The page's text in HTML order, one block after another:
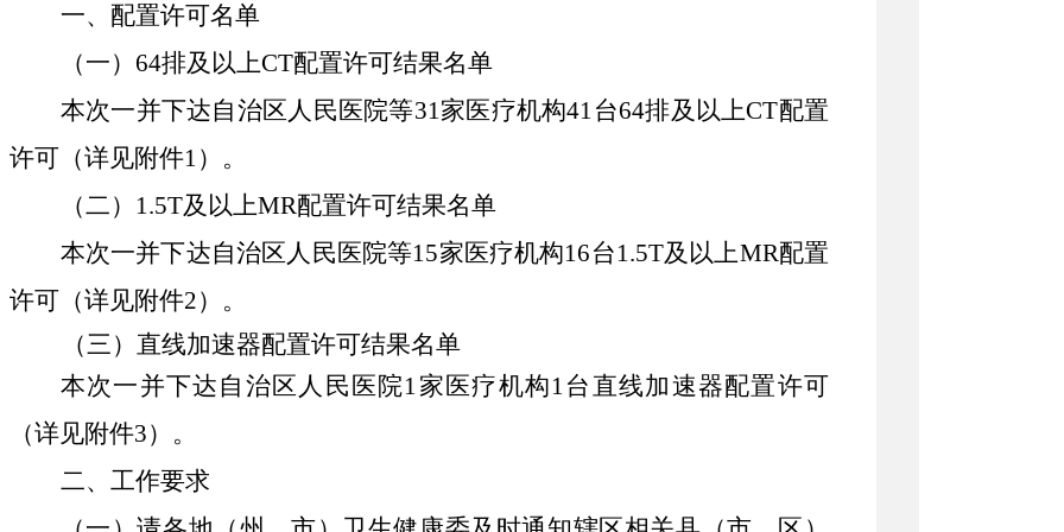
一、配置许可名单
（一） 64排及以上CT配置许可结果名单
本次一并下达自治区人民医院等31家医疗机构41台64排及以上CT配置
许可（详见附件1）。
（二） 1.5T及以上MR配置许可结果名单
本次一并下达自治区人民医院等15家医疗机构16台1.5T及以上MR配置
许可（详见附件2）。
（三）直线加速器配置许可结果名单
本次一并下达自治区人民医院1家医疗机构1台直线加速器配置许可
（详见附件3）。
二、工作要求